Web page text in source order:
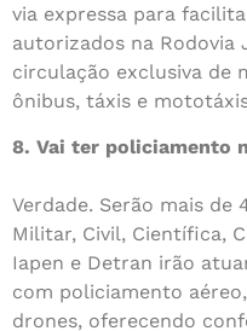
via expressa para
autorizados na Rodovia
circulação exclusiva de
ônibus, táxis e
8. Vai ter policiamento
Verdade. Serão mais de
Militar, Civil, Científica,
Iapen e Detran irão
com policiamento
drones, oferecendo